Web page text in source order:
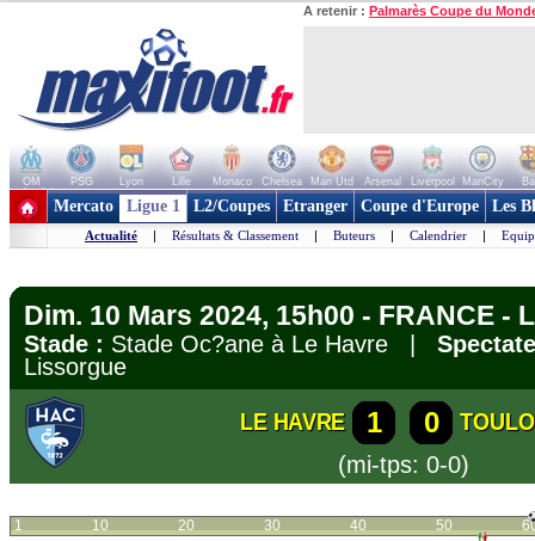
A retenir : Palmarès Coupe du
OM PSG Lyon Lille Monaco Chelsea Man Utd Arsenal Liverpool ManCity
+ de clubs
Mercato Ligue 1 L2/Coupes Etranger Coupe d'Europe Les
Actualité | Résultats & Classement | Buteurs | Calendrier |
Dim. 10 Mars 2024, 15h00 - FRANCE -
Stade : Stade Oc?ane à Le Havre |
Lissorgue
LE HAVRE 1 0
(mi-tps: 0-0)
1 10 20 30 40 50